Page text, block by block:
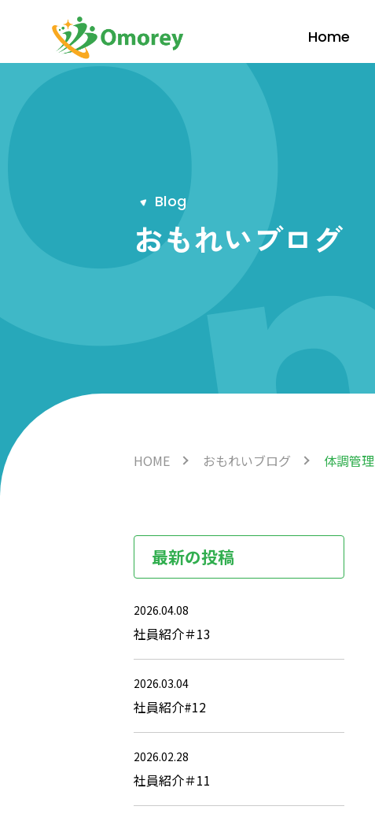
Home
Blog
おもれいブログ
HOME おもれいブログ 体調管理
最新の投稿
2026.04.08
社員紹介＃13
2026.03.04
社員紹介#12
2026.02.28
社員紹介＃11